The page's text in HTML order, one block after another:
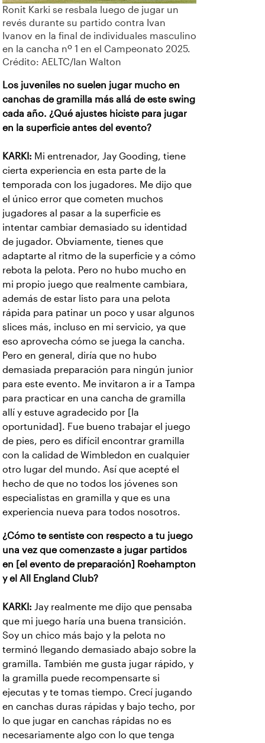
Ronit Karki se resbala luego de jugar un
revés durante su partido contra Ivan
Ivanov en la final de individuales masculino
en la cancha nº 1 en el Campeonato 2025.
Crédito: AELTC/Ian Walton
Los juveniles no suelen jugar mucho en
canchas de gramilla más allá de este swing
cada año. ¿Qué ajustes hiciste para jugar
en la superficie antes del evento?
KARKI: Mi entrenador, Jay Gooding, tiene
cierta experiencia en esta parte de la
temporada con los jugadores. Me dijo que
el único error que cometen muchos
jugadores al pasar a la superficie es
intentar cambiar demasiado su identidad
de jugador. Obviamente, tienes que
adaptarte al ritmo de la superficie y a cómo
rebota la pelota. Pero no hubo mucho en
mi propio juego que realmente cambiara,
además de estar listo para una pelota
rápida para patinar un poco y usar algunos
slices más, incluso en mi servicio, ya que
eso aprovecha cómo se juega la cancha.
Pero en general, diría que no hubo
demasiada preparación para ningún junior
para este evento. Me invitaron a ir a Tampa
para practicar en una cancha de gramilla
allí y estuve agradecido por [la
oportunidad]. Fue bueno trabajar el juego
de pies, pero es difícil encontrar gramilla
con la calidad de Wimbledon en cualquier
otro lugar del mundo. Así que acepté el
hecho de que no todos los jóvenes son
especialistas en gramilla y que es una
experiencia nueva para todos nosotros.
¿Cómo te sentiste con respecto a tu juego
una vez que comenzaste a jugar partidos
en [el evento de preparación] Roehampton
y el All England Club?
KARKI: Jay realmente me dijo que pensaba
que mi juego haría una buena transición.
Soy un chico más bajo y la pelota no
terminó llegando demasiado abajo sobre la
gramilla. También me gusta jugar rápido, y
la gramilla puede recompensarte si
ejecutas y te tomas tiempo. Crecí jugando
en canchas duras rápidas y bajo techo, por
lo que jugar en canchas rápidas no es
necesariamente algo con lo que tenga